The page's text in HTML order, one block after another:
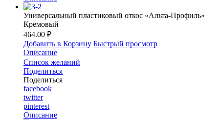
Универсальный пластиковый откос «Альта-Профиль»
Кремовый
464.00 ₽
Добавить в Корзину Быстрый просмотр
Описание
Список желаний
Поделиться
Поделиться
facebook
twitter
pinterest
Описание